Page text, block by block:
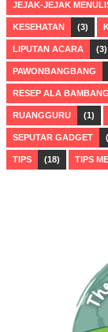
JEJAK-JEJAK
KESEHATAN (3)
LIPUTAN ACARA (3)
PAWONBANGBANG
RESEP ALA BAMBANG
RUANGGURU (1)
SEPUTAR GADGET
TIPS (18) TIPS